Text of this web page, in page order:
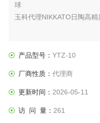
球
玉科代理NIKKATO日陶高
产品型号： YTZ-10
厂商性质： 代理商
更新时间： 2026-05-11
访 问 量： 261